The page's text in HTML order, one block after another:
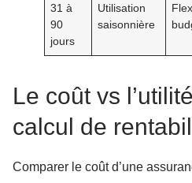
31 à
90
jours
Utilisation
saisonnière
Le coût vs
calcul de
Comparer le coût d’une